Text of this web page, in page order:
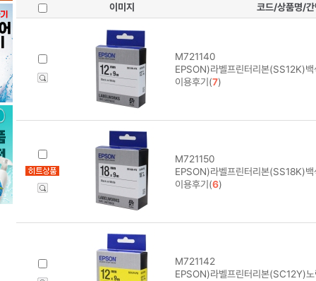
이미지 코드/상품명/간
M721140
EPSON)라벨프린터리본(SS12K)백
이용후기(7)
M721150
EPSON)라벨프린터리본(SS18K)백
이용후기(6)
M721142
EPSON)라벨프린터리본(SC12Y)